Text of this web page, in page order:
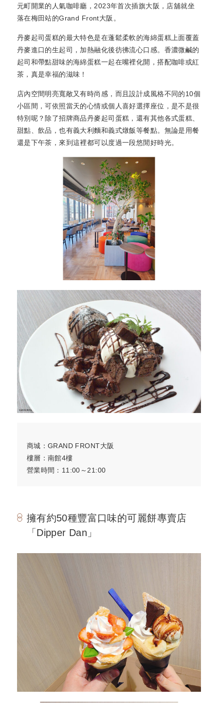
元町開業的人氣咖啡廳，2023年首次插旗大阪，店舖就坐
落在梅田站的Grand Front大阪。
丹麥起司蛋糕的最大特色是在蓬鬆柔軟的海綿蛋糕上面覆蓋
丹麥進口的生起司，加熱融化後彷彿流心口感。香濃微鹹的
起司和帶點甜味的海綿蛋糕一起在嘴裡化開，搭配咖啡或紅
茶，真是幸福的滋味！
店內空間明亮寬敞又有時尚感，而且設計成風格不同的10個
小區間，可依照當天的心情或個人喜好選擇座位，是不是很
特別呢？除了招牌商品丹麥起司蛋糕，還有其他各式蛋糕、
甜點、飲品，也有義大利麵和義式燉飯等餐點。無論是用餐
還是下午茶，來到這裡都可以度過一段悠閒好時光。
商城：GRAND FRONT大阪
樓層：南館4樓
營業時間：11:00～21:00
擁有約50種豐富口味的可麗餅專賣店
「Dipper Dan」